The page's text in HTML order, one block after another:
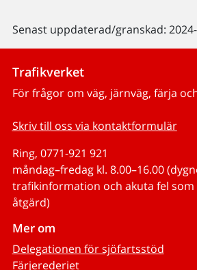
Senast uppdaterad/granskad:
Trafikverket
För frågor om väg, järnväg, färja
Skriv till oss via kontaktformulär
Ring, 0771-921 921
måndag–fredag kl. 8.00–16.00
trafikinformation och akuta fel
åtgärd)
Mer om
Delegationen för sjöfartsstöd
Färjerederiet